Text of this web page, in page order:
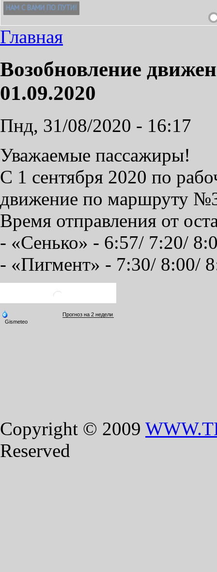
Главная
Возобновление
01.09.2020
Пнд, 31/08/2020 - 16:17
Уважаемые пассажиры!
С 1 сентября 2020 по
движение по маршруту
Время отправления от
- «Сенько» - 6:57/ 7:20/
- «Пигмент» - 7:30/ 8:00/
Copyright © 2009
Reserved